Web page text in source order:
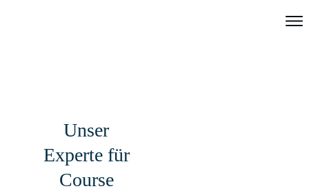
Unser
Experte für
Course